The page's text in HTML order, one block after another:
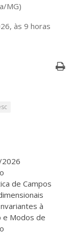
MG)
às 9 horas
de Campos
à
e Modos de